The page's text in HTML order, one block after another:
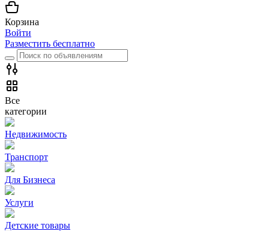
Корзина
Войти
Разместить бесплатно
Все
категории
Недвижимость
Транспорт
Для Бизнеса
Услуги
Детские товары